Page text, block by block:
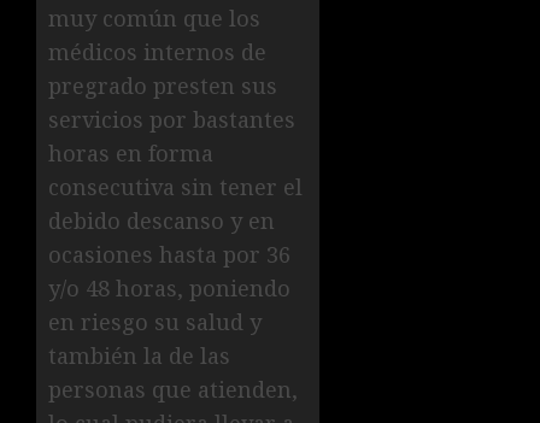
muy común que los
médicos internos de
pregrado presten sus
servicios por bastantes
horas en forma
consecutiva sin tener el
debido descanso y en
ocasiones hasta por 36
y/o 48 horas, poniendo
en riesgo su salud y
también la de las
personas que atienden,